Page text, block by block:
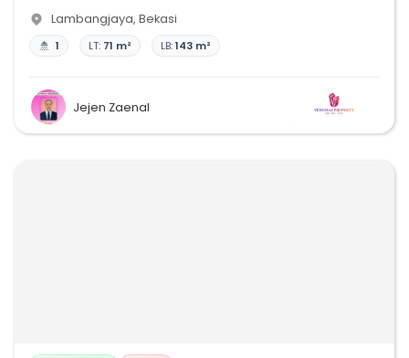
Lambangjaya, Bekasi
1 LT: 71 m² LB:143 m²
Jejen Zaenal